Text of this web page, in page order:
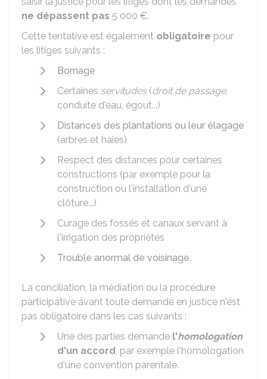
ne dépassent pas 5 000 €.
Cette tentative est également obligatoire pour
les litiges suivants :
Bornage
Certaines servitudes(droit de passage,
conduite d'eau, égout...)
Distances des plantations ou leur élagage
(arbres et haies)
Respect des distances pour certaines
constructions (par exemple pour la
construction ou l'installation d'une
clôture...)
Curage des fossés et canaux servant à
l'irrigation des propriétés
Trouble anormal de voisinage.
La conciliation, la médiation ou la procédure
participative avant toute demande en justice n'est
pas obligatoire dans les cas suivants :
Une des parties demande l'homologation
d'un accord, par exemple l'homologation
d'une convention parentale.